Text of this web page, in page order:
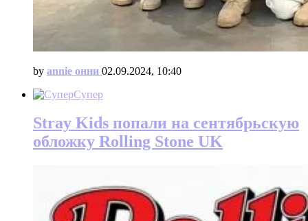
by annie онни 02.09.2024, 10:40
Супер
Stray Kids попали на сентябрьскую
обложку Rolling Stone UK